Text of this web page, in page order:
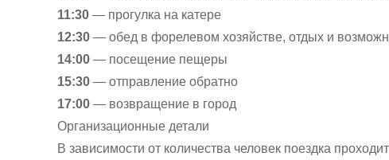
11:30 — прогулка на катере
12:30 — обед в форелевом хозяйстве, отдых и
14:00 — посещение пещеры
15:30 — отправление обратно
17:00 — возвращение в город
Организационные детали
В зависимости от количества человек поездка